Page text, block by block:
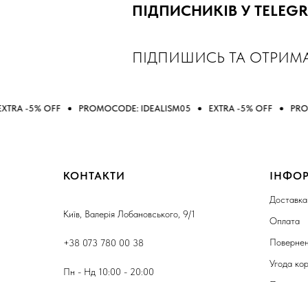
ПІДПИСНИКІВ У
ПІДПИШИСЬ ТА
PROMOCODE: IDEALISM05 EXTRA -5% OFF PROMOCODE:
КОНТАКТИ
Київ, Валерія Лобановського, 9/1
+38 073 780 00 38
Пн - Нд 10:00 - 20:00
Доставка
Оплата
Угода